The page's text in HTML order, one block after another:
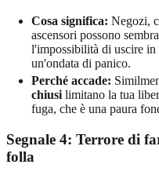
Cosa significa: Negozi,
ascensori possono
l'impossibilità di uscire in
un'ondata di panico.
Perché accade:
chiusi limitano la tua
fuga, che è una paura
Segnale 4: Terrore di
folla